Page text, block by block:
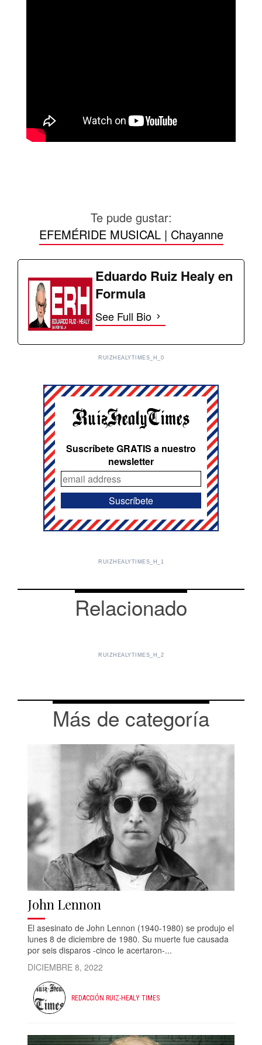
Te pude gustar:
EFEMÉRIDE MUSICAL | Chayanne
Eduardo Ruiz Healy en
Formula
See Full Bio
RUIZHEALYTIMES_H_0
Suscríbete GRATIS a nuestro
newsletter
RUIZHEALYTIMES_H_1
Relacionado
RUIZHEALYTIMES_H_2
Más de categoría
John Lennon
El asesinato de John Lennon (1940-1980) se produjo el
lunes 8 de diciembre de 1980. Su muerte fue causada
por seis disparos -cinco le acertaron-...
DICIEMBRE 8, 2022
REDACCIÓN RUIZ-HEALY TIMES